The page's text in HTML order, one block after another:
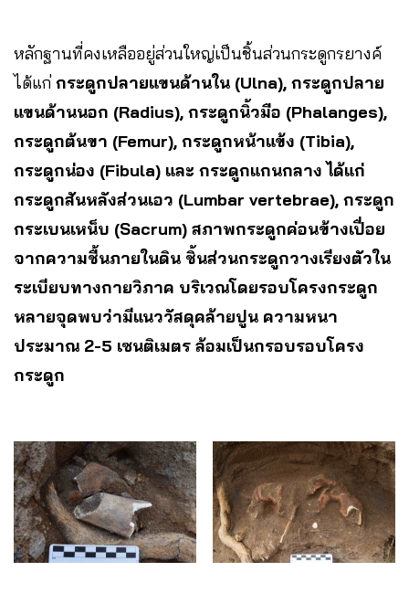
หลักฐานที่คงเหลืออยู่ส่วนใหญ่เป็นชิ้นส่วนกระดูกรยางค์
ได้แก่ กระดูกปลายแขนด้านใน (Ulna), กระดูกปลาย
แขนด้านนอก (Radius), กระดูกนิ้วมือ (Phalanges),
กระดูกต้นขา (Femur), กระดูกหน้าแข้ง (Tibia),
กระดูกน่อง (Fibula) และ กระดูกแกนกลาง ได้แก่
กระดูกสันหลังส่วนเอว (Lumbar vertebrae), กระดูก
กระเบนเหน็บ (Sacrum) สภาพกระดูกค่อนข้างเปื่อย
จากความชื้นภายในดิน ชิ้นส่วนกระดูกวางเรียงตัวใน
ระเบียบทางกายวิภาค บริเวณโดยรอบโครงกระดูก
หลายจุดพบว่ามีแนววัสดุคล้ายปูน ความหนา
ประมาณ 2-5 เซนติเมตร ล้อมเป็นกรอบรอบโครง
กระดูก